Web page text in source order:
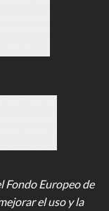
Fondo Europeo de
el uso y la